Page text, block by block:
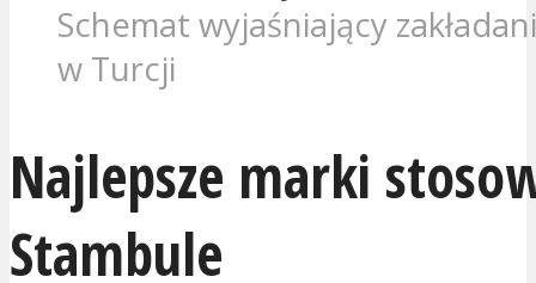
Schemat wyjaśniający
w Turcji
Najlepsze marki
Stambule